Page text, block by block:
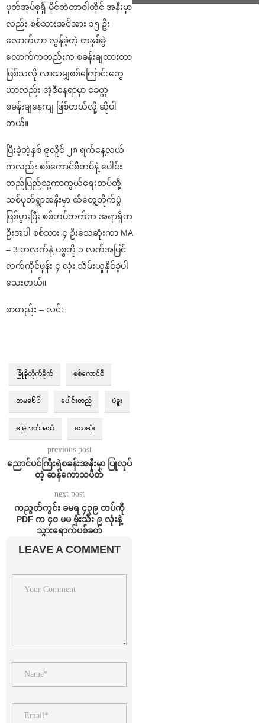
ပုတ်အုပ်စုရှိ မိုင်တဲတာဝါတိုင် အနီးမှာ
လည်း စစ်သားအင်အား ၁၅ ဦး
လောက်ဟာ လွန်ခဲ့တဲ့ တနှစ်ခွဲ
လောက်ကတည်းက စခန်းချထားတာ
ဖြစ်သလို လာသမျှစစ်ကြောင်းတွေ
ဟာလည်း အဲ့ဒီနေရာမှာ ခေတ္တ
စခန်းချနေကျ ဖြစ်တယ်လို့ ဆိုပါ
တယ်။
ပြီးခဲ့တဲ့နှစ် ဇူလိူင် ၂၈ ရက်နေ့လယ်
ကလည်း စစ်ကောင်စီတပ်နဲ့ ပေါင်း
တည်ပြည်သူ့ကာကွယ်ရေးတပ်တို့
သစ်ပုတ်ရွာအနီးမှာ ထိတွေ့တိုက်ပွဲ
ဖြစ်ပွားပြီး စစ်တပ်ဘက်က အရာရှိတ
ဦးအပါ စစ်သား ၄ ဦးသေဆုံးကာ MA
– 3 တလက်နဲ့ ပစ္စတို ၁ လက်အပြင်
လက်ကိုင်ဖုန်း ၄ လုံး သိမ်းယူနိုင်ခဲ့ပါ
သေးတယ်။
စာတည်း – လင်း
ခြုံခိုတိုက်ခိုက် စစ်ကောင်စီ
တမခ၆၆ ပေါင်းတည် ပဲခူး
မြေလတ်အသံ သေဆုံး
previous post
ညောင်ပင်ကြီးရဲစခန်းအနီးမှာ ပြုလုပ်
တဲ့ ဆန်ကောသပိတ်
next post
ကညွတ်ကွင်း ခမရ ၄၃၉ တပ်ကို
PDF က ၄၀ မမ ဗုံးသီး ၉ လုံးနဲ့
သွားရောက်ပစ်ခတ်
LEAVE A COMMENT